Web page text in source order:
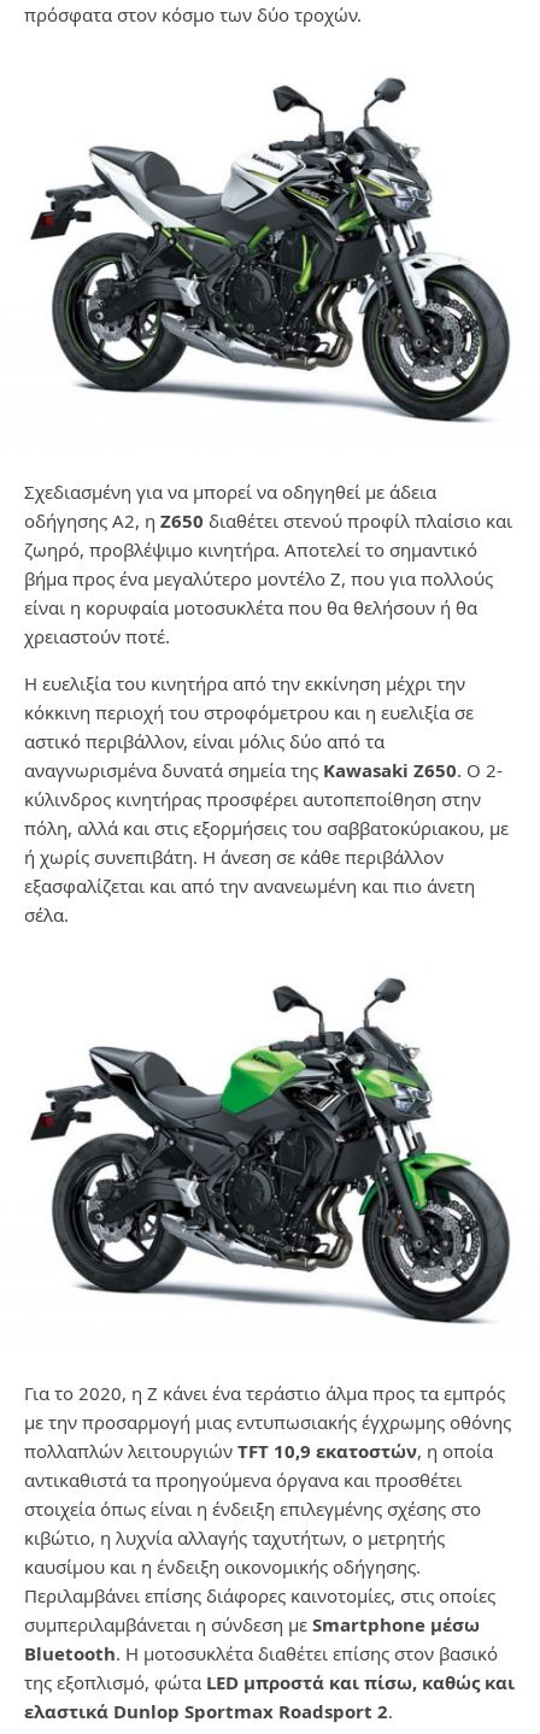
πρόσφατα στον κόσμο των δύο τροχών.
Σχεδιασμένη για να μπορεί να οδηγηθεί με άδεια
οδήγησης A2, η Z650 διαθέτει στενού προφίλ πλαίσιο και
ζωηρό, προβλέψιμο κινητήρα. Αποτελεί το σημαντικό
βήμα προς ένα μεγαλύτερο μοντέλο Z, που για πολλούς
είναι η κορυφαία μοτοσυκλέτα που θα θελήσουν ή θα
χρειαστούν ποτέ.
Η ευελιξία του κινητήρα από την εκκίνηση μέχρι την
κόκκινη περιοχή του στροφόμετρου και η ευελιξία σε
αστικό περιβάλλον, είναι μόλις δύο από τα
αναγνωρισμένα δυνατά σημεία της Kawasaki Z650. Ο 2-
κύλινδρος κινητήρας προσφέρει αυτοπεποίθηση στην
πόλη, αλλά και στις εξορμήσεις του σαββατοκύριακου, με
ή χωρίς συνεπιβάτη. Η άνεση σε κάθε περιβάλλον
εξασφαλίζεται και από την ανανεωμένη και πιο άνετη
σέλα.
Για το 2020, η Z κάνει ένα τεράστιο άλμα προς τα εμπρός
με την προσαρμογή μιας εντυπωσιακής έγχρωμης οθόνης
πολλαπλών λειτουργιών TFT 10,9 εκατοστών, η οποία
αντικαθιστά τα προηγούμενα όργανα και προσθέτει
στοιχεία όπως είναι η ένδειξη επιλεγμένης σχέσης στο
κιβώτιο, η λυχνία αλλαγής ταχυτήτων, ο μετρητής
καυσίμου και η ένδειξη οικονομικής οδήγησης.
Περιλαμβάνει επίσης διάφορες καινοτομίες, στις οποίες
συμπεριλαμβάνεται η σύνδεση με Smartphone μέσω
Bluetooth. Η μοτοσυκλέτα διαθέτει επίσης στον βασικό
της εξοπλισμό, φώτα LED μπροστά και πίσω, καθώς και
ελαστικά Dunlop Sportmax Roadsport 2.